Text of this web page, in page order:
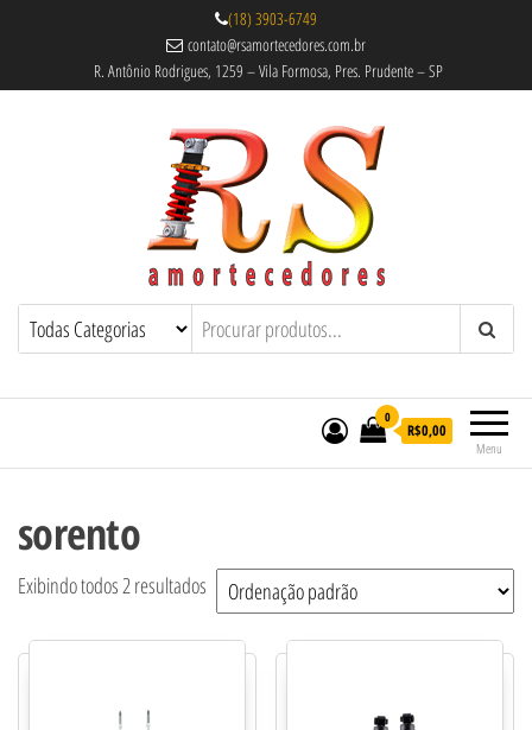
(18) 3903-6749
contato@rsamortecedores.com.br
R. Antônio Rodrigues, 1259 – Vila Formosa, Pres. Prudente – SP
Rs Amortecedores Recondicionados –
Suspensão e Molas
Amortecedores Recondicionados de
qualidade reconhecida.
Menu
0
R$0,00
sorento
Exibindo todos 2 resultados